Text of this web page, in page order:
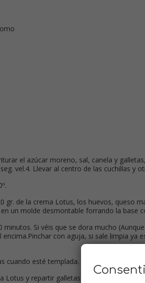
el azúcar moreno, sal, canela y
vel.4. Llevar al centro de las cuchillas y
gr. de la crema Lotus, los huevos, queso
un molde desmontable forrando la base
minutos. Si véis que se dora mucho
con aguja, si sale limpia ya
cuando esté templada. Desmoldar bien fría.
Lotus y repartir galletas molidas por encima.